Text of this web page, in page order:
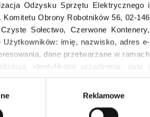
Odzysku Sprzętu Elektrycznego i
Obrony Robotników 56, 02-146
Sołectwo, Czerwone Kontenery,
Użytkowników: imię, nazwisko, adres e-
dane przetwarzane w ramach
identyfikator urządzenia, data i
typ i wersja systemu operacyjnego.
Reklamowe